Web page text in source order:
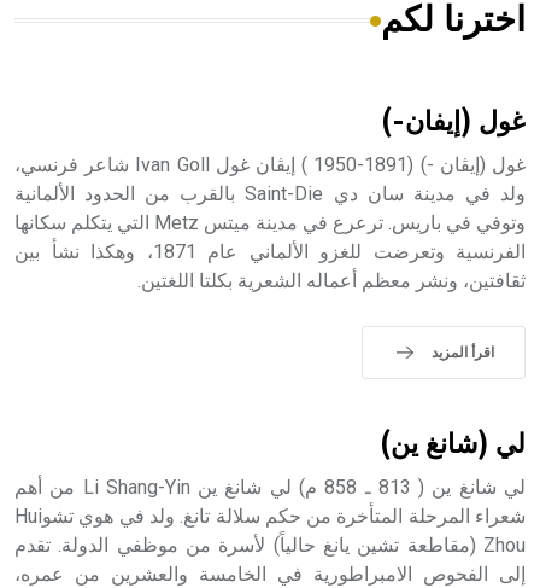
هل تعلم أن الأبسيد كلمة فرنسية اللفظ تم اعتمادها مصطلحاً
- هل تعلم أن أبجر Abgar اسم معروف جيداً يعود إلى عدد من
الملوك الذين حكموا مدينة إديسا (الرها) من أبجر الأول وحتى
التاسع، وهم ينتسبون إلى أسرة أوسروين
sign تكتب منفصلة غير متصلة، وتعتمد المبدأ الأكوروفوني،
حيث تقتصر القيمة الصوتية للعلامة الك
اخترنا لكم
غول (إيفان-)
غول (إيڤان -) (1891-1950 ) إيڤان غول Ivan Goll شاعر فرنسي،
ولد في مدينة سان دي Saint-Die بالقرب من الحدود الألمانية
وتوفي في باريس. ترعرع في مدينة ميتس Metz التي يتكلم سكانها
الفرنسية وتعرضت للغزو الألماني عام 1871، وهكذا نشأ بين
ثقافتين، ونشر معظم أعماله الشعرية بكلتا اللغتين.
اقرأ المزيد
لي (شانغ ين)
لي شانغ ين ( 813 ـ 858 م) لي شانغ ين Li Shang-Yin من أهم
شعراء المرحلة المتأخرة من حكم سلالة تانغ. ولد في هوي تشوHui
Zhou (مقاطعة تشين يانغ حالياً) لأسرة من موظفي الدولة. تقدم
إلى الفحوص الامبراطورية في الخامسة والعشرين من عمره،